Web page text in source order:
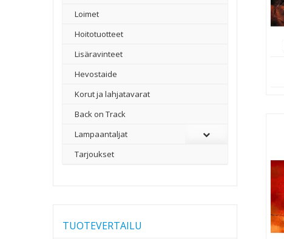
Loimet
Hoitotuotteet
Lisäravinteet
Hevostaide
Korut ja lahjatavarat
Back on Track
Lampaantaljat
Tarjoukset
TUOTEVERTAILU